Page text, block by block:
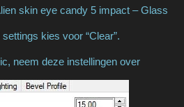
skin eye candy 5 impact – Glass
kies voor “Clear”.
neem deze instellingen over